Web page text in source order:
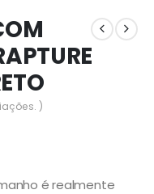
)
é realmente